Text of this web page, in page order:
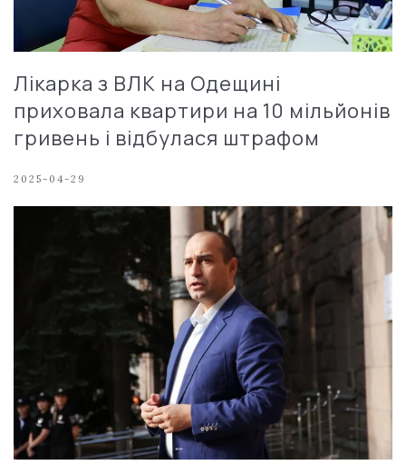
Лікарка з ВЛК на Одещині
приховала квартири на 10 мільйонів
гривень і відбулася штрафом
2025-04-29